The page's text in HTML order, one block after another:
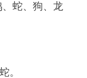
蛇、狗、龙
。